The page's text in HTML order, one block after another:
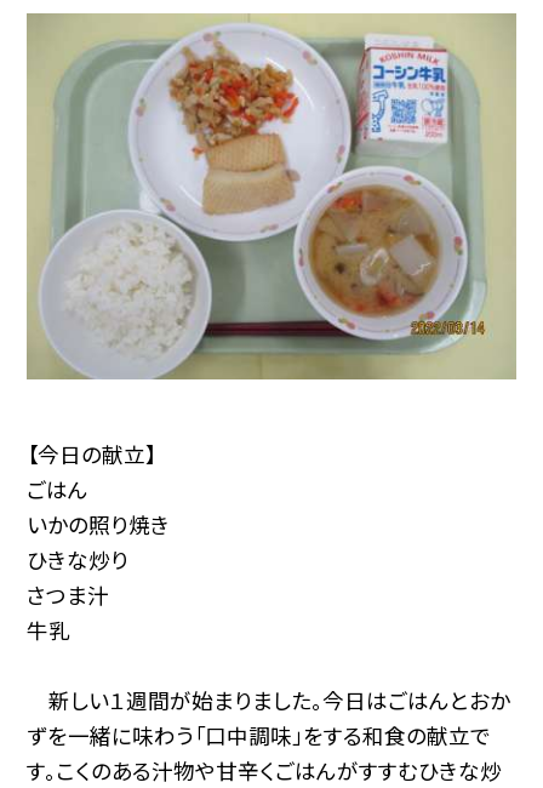
【今日の献立】
ごはん
いかの照り焼き
ひきな炒り
さつま汁
牛乳
新しい１週間が始まりました。今日はごはんとおか
ずを一緒に味わう「口中調味」をする和食の献立で
す。こくのある汁物や甘辛くごはんがすすむひきな炒